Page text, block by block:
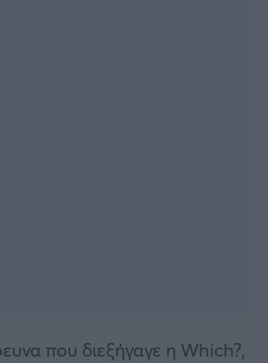
που διεξήγαγε η Which?,